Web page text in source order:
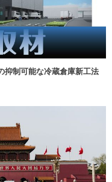
抑制可能な冷蔵倉庫新工法